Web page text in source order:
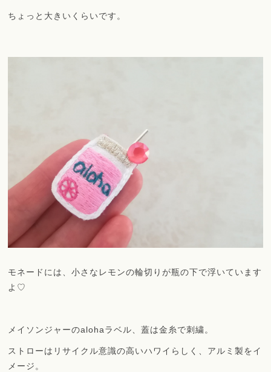
ちょっと大きいくらいです。
モネードには、小さなレモンの輪切りが瓶の下で浮いています
よ♡
メイソンジャーのalohaラベル、蓋は金糸で刺繍。
ストローはリサイクル意識の高いハワイらしく、アルミ製をイ
メージ。